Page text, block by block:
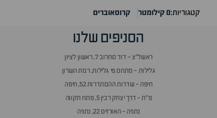
קטגוריות:0 קילומטר קרוסאוברים
הסניפים שלנו
ראשל״צ - דוד סחרוב 7, ראשון לציון
גלילות - מתחם פי גלילות, רמת השרון
חיפה - שדרות ההסתדרות 52, חיפה
פ״ת - דרך יצחק רבין 5, פתח תקווה
נתניה - האורזים 22, נתניה